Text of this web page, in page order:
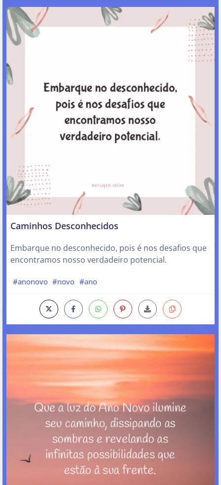
Caminhos Desconhecidos
Embarque no desconhecido, pois é nos desafios que
encontramos nosso verdadeiro potencial.
#anonovo #novo #ano